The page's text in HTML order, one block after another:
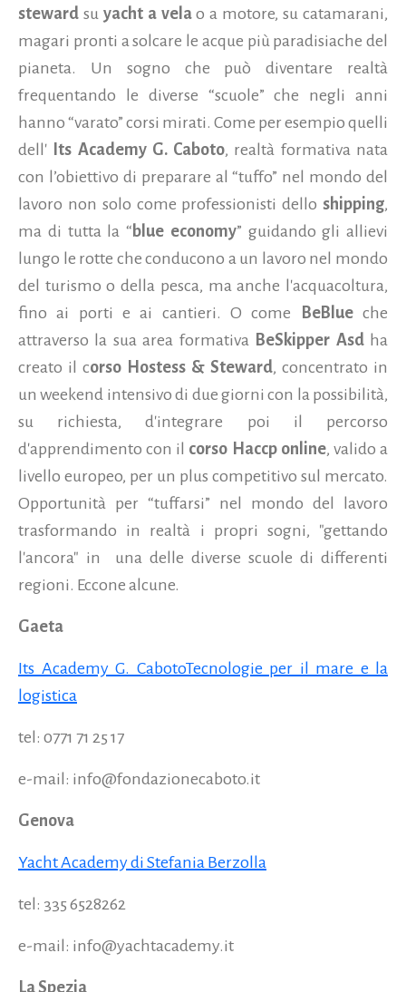
steward su yacht a velao a motore, su catamarani,
magari pronti a solcare le acque più paradisiache del
pianeta. Un sogno che può diventare realtà
frequentando le diverse “scuole”che negli anni
hanno “varato” corsi mirati. Come per esempio quelli
dell' Its Academy G. Caboto, realtà formativa nata
con l’obiettivo di preparare al “tuffo” nel mondo del
lavoro non solo come professionisti dello shipping,
ma di tutta la “ blue economy” guidando gli allievi
lungo le rotte che conducono a un lavoro nel mondo
del turismo o della pesca, ma anche l'acquacoltura,
fino ai porti e ai cantieri. O come
BeBlueche
attraverso la sua area formativa BeSkipper Asdha
creato il corso Hostess & Steward, concentrato in
un weekend intensivo di due giorni con la possibilità,
su richiesta, d'integrare poi il percorso
d'apprendimento con il corso Haccp online, valido a
livello europeo, per un plus competitivo sul mercato.
Opportunità per “tuffarsi” nel mondo del lavoro
trasformando in realtà i propri sogni, "gettando
l'ancora" in una delle diverse scuole di differenti
regioni. Eccone alcune.
Gaeta
Its Academy G. CabotoTecnologie per il mare e la
logistica
tel: 0771 71 25 17
e-mail: info@fondazionecaboto.it
Genova
Yacht Academy di Stefania Berzolla
tel: 335 6528262
e-mail: info@yachtacademy.it
La Spezia